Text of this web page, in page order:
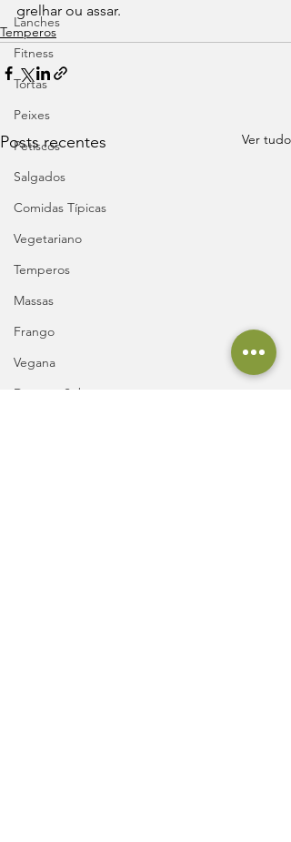
Lanches
Fitness
Tortas
Peixes
Petiscos
Salgados
Comidas Típicas
Vegetariano
Temperos
Massas
Frango
Vegana
Doces e Sobremesas
grelhar ou assar.
Temperos
Posts recentes Ver tudo